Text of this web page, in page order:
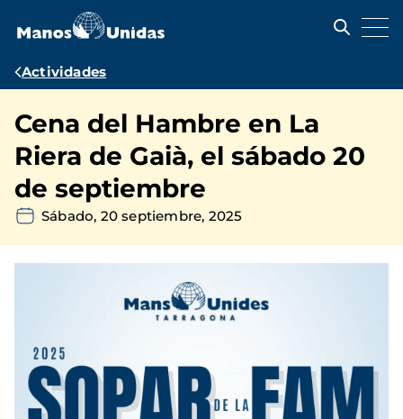
contenido
Ruta
navegación
Actividades
Cena del Hambre en La
Riera de Gaià, el sábado 20
de septiembre
Sábado, 20 septiembre, 2025